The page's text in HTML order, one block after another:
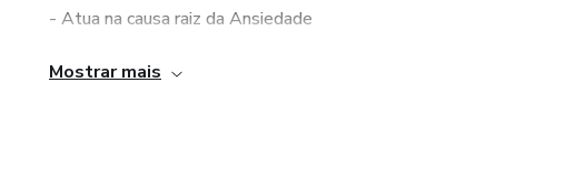
- Atua na causa raiz da Ansiedade
- Não altera a sua rotina e não exige muito tempo
Mostrar mais